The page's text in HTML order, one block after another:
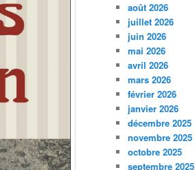
août 2026
juillet 2026
juin 2026
mai 2026
avril 2026
mars 2026
février 2026
janvier 2026
décembre 2025
novembre 2025
octobre 2025
septembre 2025